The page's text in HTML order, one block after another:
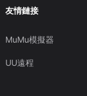
友情鏈接
MuMu模擬器
UU遠程